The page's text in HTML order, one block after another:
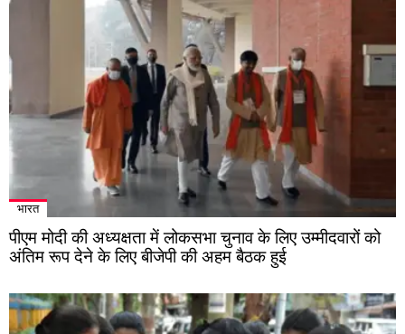
भारत
पीएम मोदी की अध्यक्षता में लोकसभा चुनाव के लिए उम्मीदवारों को
अंतिम रूप देने के लिए बीजेपी की अहम बैठक हुई